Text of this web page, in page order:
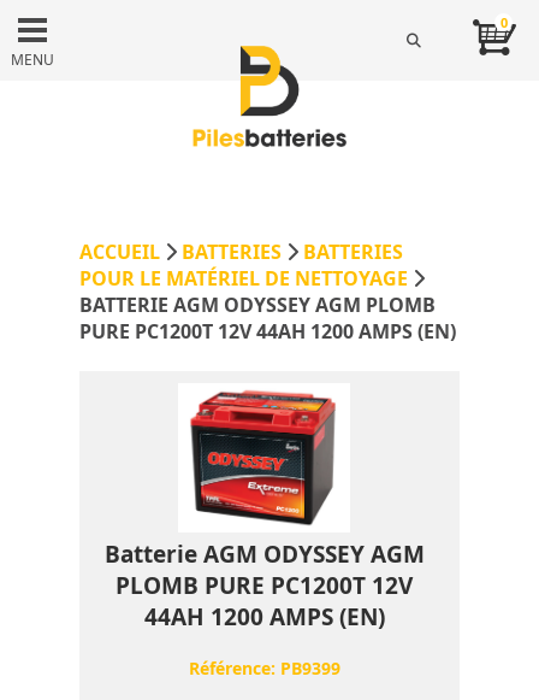
MENU
0
ACCUEIL BATTERIES
BATTERIES
POUR LE MATÉRIEL DE NETTOYAGE
BATTERIE AGM ODYSSEY AGM PLOMB
PURE PC1200T 12V 44AH 1200 AMPS (EN)
Batterie AGM ODYSSEY AGM
PLOMB PURE PC1200T 12V
44AH 1200 AMPS (EN)
Référence: PB9399